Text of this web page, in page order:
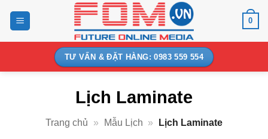
0
TƯ VẤN & ĐẶT HÀNG: 0983 559 554
Lịch Laminate
Trang chủ » Mẫu Lịch » Lịch Laminate